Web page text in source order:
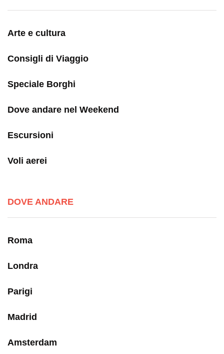
Arte e cultura
Consigli di Viaggio
Speciale Borghi
Dove andare nel Weekend
Escursioni
Voli aerei
DOVE ANDARE
Roma
Londra
Parigi
Madrid
Amsterdam